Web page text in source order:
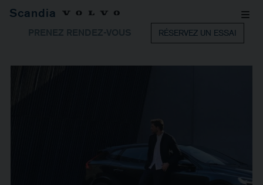
Scandia
PRENEZ RENDEZ-VOUS RÉSERVEZ UN ESSAI